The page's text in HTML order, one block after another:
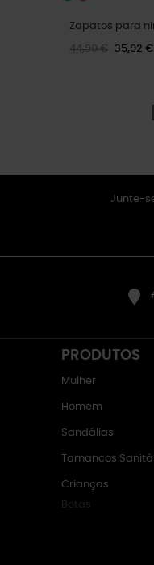
Zapatos para
44,90 € 35,92 €
Junte-
PRODUTOS
Mulher
Homem
Sandálias
Tamancos
Crianças
Botas